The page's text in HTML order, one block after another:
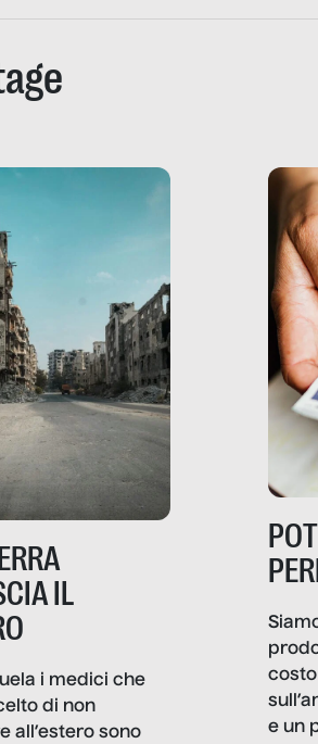
IL
i medici che
di non
all’estero sono
e un